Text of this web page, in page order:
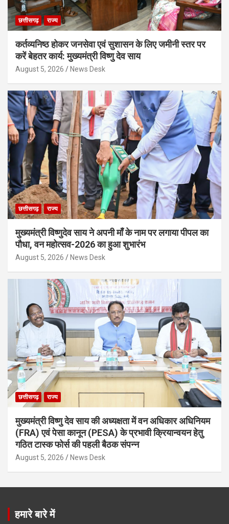
छत्तीसगढ़ राज्य
कर्तव्यनिष्ठ होकर जनसेवा एवं सुशासन के लिए जमीनी स्तर पर
करें बेहतर कार्य: मुख्यमंत्री विष्णु देव साय
August 5, 2026 News Desk
छत्तीसगढ़ राज्य
मुख्यमंत्री विष्णुदेव साय ने अपनी माँ के नाम पर लगाया पीपल का
पौधा, वन महोत्सव-2026 का हुआ शुभारंभ
August 5, 2026 News Desk
छत्तीसगढ़ राज्य
मुख्यमंत्री विष्णु देव साय की अध्यक्षता में वन अधिकार अधिनियम
(FRA) एवं पेसा कानून (PESA) के प्रभावी क्रियान्वयन हेतु
गठित टास्क फोर्स की पहली बैठक संपन्न
August 5, 2026 News Desk
हमारे बारे में